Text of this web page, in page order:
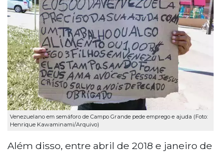
Venezuelano em semáforo de Campo Grande pede emprego e ajuda (Foto:
Henrique Kawaminami/Arquivo)
Além disso, entre abril de 2018 e janeiro de